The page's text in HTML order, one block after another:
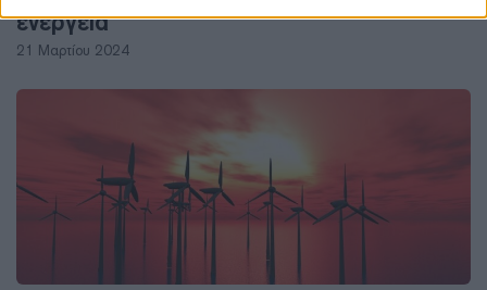
ενέργεια
21 Μαρτίου 2024